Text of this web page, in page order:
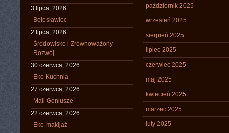
3 lipca, 2026
Bolesławiec
2 lipca, 2026
Środowisko i Zrównoważony
Rozwój
30 czerwca, 2026
Eko Kuchnia
27 czerwca, 2026
Mali Geniusze
22 czerwca, 2026
Eko-makijaż
październik 2025
wrzesień 2025
sierpień 2025
lipiec 2025
czerwiec 2025
maj 2025
kwiecień 2025
marzec 2025
luty 2025